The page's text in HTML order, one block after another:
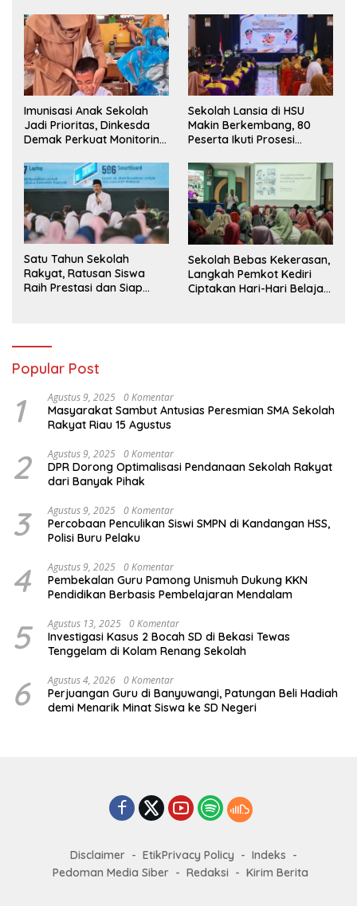
Imunisasi Anak Sekolah
Jadi Prioritas, Dinkesda
Demak Perkuat Monitoring
Sekolah Lansia di HSU
Makin Berkembang, 80
Peserta Ikuti Prosesi
Satu Tahun Sekolah
Rakyat, Ratusan Siswa
Raih Prestasi dan Siap
Sekolah Bebas Kekerasan,
Langkah Pemkot Kediri
Ciptakan Hari-Hari Belajar
Popular Post
1 Agustus 9, 2025 0 Komentar
Masyarakat Sambut Antusias Peresmian SMA Sekolah
Rakyat Riau 15 Agustus
2 Agustus 9, 2025 0 Komentar
DPR Dorong Optimalisasi Pendanaan Sekolah Rakyat
dari Banyak Pihak
3 Agustus 9, 2025 0 Komentar
Percobaan Penculikan Siswi SMPN di Kandangan HSS,
Polisi Buru Pelaku
4 Agustus 9, 2025 0 Komentar
Pembekalan Guru Pamong Unismuh Dukung KKN
Pendidikan Berbasis Pembelajaran Mendalam
5 Agustus 13, 2025 0 Komentar
Investigasi Kasus 2 Bocah SD di Bekasi Tewas
Tenggelam di Kolam Renang Sekolah
6 Agustus 4, 2026 0 Komentar
Perjuangan Guru di Banyuwangi, Patungan Beli Hadiah
demi Menarik Minat Siswa ke SD Negeri
Disclaimer EtikPrivacy Policy
Indeks
Pedoman Media Siber
Redaksi Kirim Berita